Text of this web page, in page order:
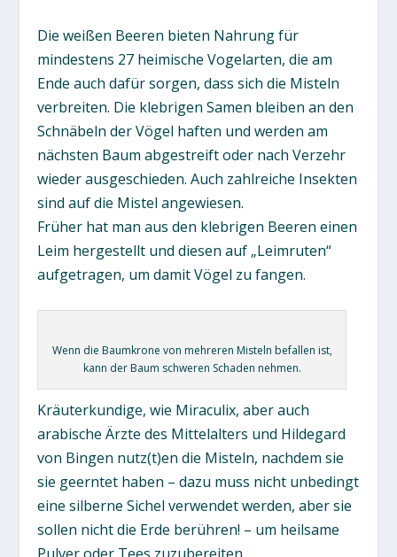
Die weißen Beeren bieten Nahrung für
mindestens 27 heimische Vogelarten, die am
Ende auch dafür sorgen, dass sich die Misteln
verbreiten. Die klebrigen Samen bleiben an den
Schnäbeln der Vögel haften und werden am
nächsten Baum abgestreift oder nach Verzehr
wieder ausgeschieden. Auch zahlreiche Insekten
sind auf die Mistel angewiesen.
Früher hat man aus den klebrigen Beeren einen
Leim hergestellt und diesen auf „Leimruten“
aufgetragen, um damit Vögel zu fangen.
Wenn die Baumkrone von mehreren Misteln befallen ist,
kann der Baum schweren Schaden nehmen.
Kräuterkundige, wie Miraculix, aber auch
arabische Ärzte des Mittelalters und Hildegard
von Bingen nutz(t)en die Misteln, nachdem sie
sie geerntet haben – dazu muss nicht unbedingt
eine silberne Sichel verwendet werden, aber sie
sollen nicht die Erde berühren! – um heilsame